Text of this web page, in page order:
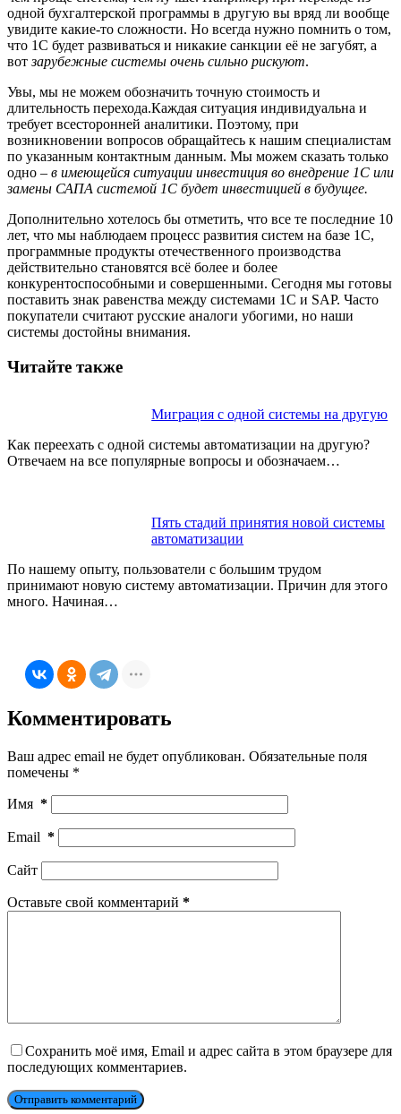
одной бухгалтерской программы в другую вы вряд ли вообще
увидите какие-то сложности. Но всегда нужно помнить о том,
что 1С будет развиваться и никакие санкции её не загубят, а
вотзарубежные системы очень сильно рискуют.
Увы, мы не можем обозначить точную стоимость и
длительность перехода.Каждая ситуация индивидуальна и
требует всесторонней аналитики. Поэтому, при
возникновении вопросов обращайтесь к нашим специалистам
по указанным контактным данным. Мы можем сказать только
одно – в имеющейся ситуации инвестиция во внедрение 1С или
замены САПА системой 1С будет инвестицией в будущее.
Дополнительно хотелось бы отметить, что все те последние 10
лет, что мы наблюдаем процесс развития систем на базе 1С,
программные продукты отечественного производства
действительно становятся всё более и более
конкурентоспособными и совершенными. Сегодня мы готовы
поставить знак равенства между системами 1С и SAP. Часто
покупатели считают русские аналоги убогими, но наши
системы достойны внимания.
Читайте также
Миграция с одной системы на другую
Как переехать с одной системы автоматизации на другую?
Отвечаем на все популярные вопросы и обозначаем…
Пять стадий принятия новой системы
автоматизации
По нашему опыту, пользователи с большим трудом
принимают новую систему автоматизации. Причин для этого
много. Начиная…
Комментировать
Ваш адрес email не будет опубликован. Обязательные поля
помечены *
Имя *
Email *
Сайт
Оставьте свой комментарий *
Сохранить моё имя, Email и адрес сайта в этом браузере для
последующих комментариев.
Отправить комментарий